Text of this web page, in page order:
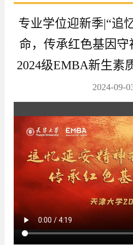
专业学位迎新季|“追
命，传承红色基因守
2024级EMBA新生素
2024-09-